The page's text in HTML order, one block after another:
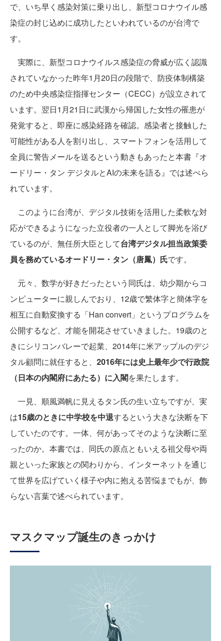
で、いち早く感染対策に乗り出し、新型コロナウイル感
染症の封じ込めに成功したといわれているのが台湾で
す。
実際に、新型コロナウイルス感染症の脅威が広く認識
されていなかった昨年1月20日の段階で、防疫体制構築
のため中央感染症指揮センター（CECC）が設立されて
います。翌日1月21日に武漢から帰国した女性の罹患が
発覚すると、即座に感染経路を確認。感染者と接触した
可能性がある人を割り出し、スマートフォンを活用して
全員に警告メールを送るという動きもあったと本書『オ
ードリー・タン デジタルとAIの未来を語る』では述べら
れています。
このように台湾が、デジタル技術を活用した柔軟な対
応ができるようになった立役者の一人として脚光を浴び
ているのが、無任所大臣として台湾デジタル担当政策委
員を務めているオードリー・タン（唐鳳）氏です。
元々、数学が好きだったという同氏は、幼少期からコ
ンピューターに親しんでおり、12歳で繁体字と簡体字を
相互に自動変換する「Han convert」というプログラムを
公開するなど、才能を開花させていきました。19歳のと
きにシリコンバレーで起業、2014年に米アップルのデジ
タル顧問に就任すると、 2016年には史上最年少で行政院
（日本の内閣府にあたる）に入閣を果たします。
一見、順風満帆に見えるタン氏の生い立ちですが、実
は15歳のときに中学校を中退するという大きな決断を下
していたのです。一体、何があってそのような決断に至
ったのか。本書では、同氏の原点ともいえる祖父母や両
親といった家族との関わりから、インターネットを通じ
て世界を広げていく様子や内に抱える苦悩までもが、飾
らない言葉で述べられています。
マスクマップ誕生のきっかけ